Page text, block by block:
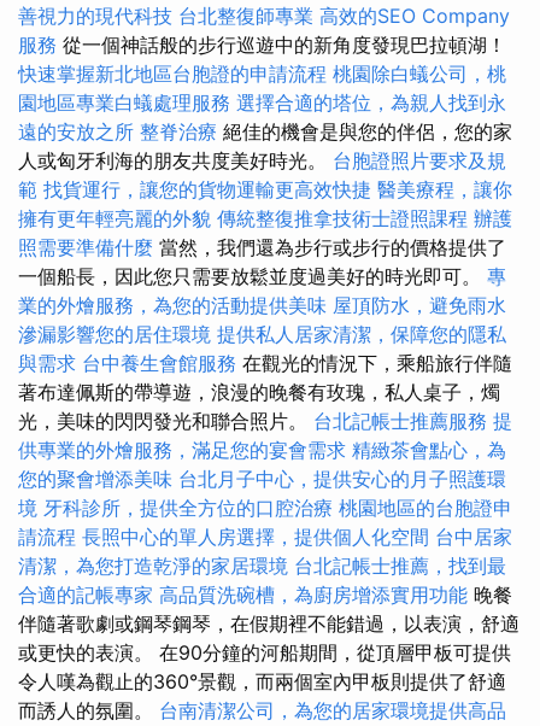
善視力的現代科技 台北整復師專業 高效的SEO Company
服務 從一個神話般的步行巡遊中的新角度發現巴拉頓湖！
快速掌握新北地區台胞證的申請流程 桃園除白蟻公司，桃
園地區專業白蟻處理服務 選擇合適的塔位，為親人找到永
遠的安放之所 整脊治療 絕佳的機會是與您的伴侶，您的家
人或匈牙利海的朋友共度美好時光。 台胞證照片要求及規
範 找貨運行，讓您的貨物運輸更高效快捷 醫美療程，讓你
擁有更年輕亮麗的外貌 傳統整復推拿技術士證照課程 辦護
照需要準備什麼 當然，我們還為步行或步行的價格提供了
一個船長，因此您只需要放鬆並度過美好的時光即可。 專
業的外燴服務，為您的活動提供美味 屋頂防水，避免雨水
滲漏影響您的居住環境 提供私人居家清潔，保障您的隱私
與需求 台中養生會館服務 在觀光的情況下，乘船旅行伴隨
著布達佩斯的帶導遊，浪漫的晚餐有玫瑰，私人桌子，燭
光，美味的閃閃發光和聯合照片。 台北記帳士推薦服務 提
供專業的外燴服務，滿足您的宴會需求 精緻茶會點心，為
您的聚會增添美味 台北月子中心，提供安心的月子照護環
境 牙科診所，提供全方位的口腔治療 桃園地區的台胞證申
請流程 長照中心的單人房選擇，提供個人化空間 台中居家
清潔，為您打造乾淨的家居環境 台北記帳士推薦，找到最
合適的記帳專家 高品質洗碗槽，為廚房增添實用功能 晚餐
伴隨著歌劇或鋼琴鋼琴，在假期裡不能錯過，以表演，舒適
或更快的表演。 在90分鐘的河船期間，從頂層甲板可提供
令人嘆為觀止的360°景觀，而兩個室內甲板則提供了舒適
而誘人的氛圍。 台南清潔公司，為您的居家環境提供高品